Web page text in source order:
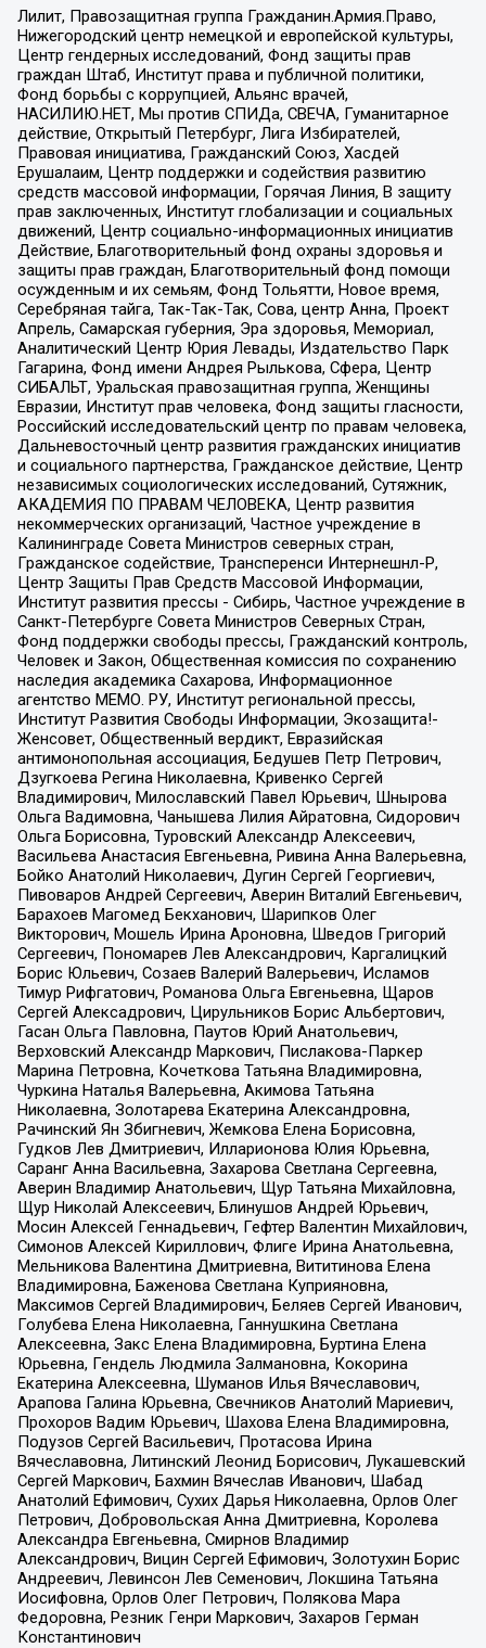
Лилит, Правозащитная группа Гражданин.Армия.Право,
Нижегородский центр немецкой и европейской культуры,
Центр гендерных исследований, Фонд защиты прав
граждан Штаб, Институт права и публичной политики,
Фонд борьбы с коррупцией, Альянс врачей,
НАСИЛИЮ.НЕТ, Мы против СПИДа, СВЕЧА, Гуманитарное
действие, Открытый Петербург, Лига Избирателей,
Правовая инициатива, Гражданский Союз, Хасдей
Ерушалаим, Центр поддержки и содействия развитию
средств массовой информации, Горячая Линия, В защиту
прав заключенных, Институт глобализации и социальных
движений, Центр социально-информационных инициатив
Действие, Благотворительный фонд охраны здоровья и
защиты прав граждан, Благотворительный фонд помощи
осужденным и их семьям, Фонд Тольятти, Новое время,
Серебряная тайга, Так-Так-Так, Сова, центр Анна, Проект
Апрель, Самарская губерния, Эра здоровья, Мемориал,
Аналитический Центр Юрия Левады, Издательство Парк
Гагарина, Фонд имени Андрея Рылькова, Сфера, Центр
СИБАЛЬТ, Уральская правозащитная группа, Женщины
Евразии, Институт прав человека, Фонд защиты гласности,
Российский исследовательский центр по правам человека,
Дальневосточный центр развития гражданских инициатив
и социального партнерства, Гражданское действие, Центр
независимых социологических исследований, Сутяжник,
АКАДЕМИЯ ПО ПРАВАМ ЧЕЛОВЕКА, Центр развития
некоммерческих организаций, Частное учреждение в
Калининграде Совета Министров северных стран,
Гражданское содействие, Трансперенси Интернешнл-Р,
Центр Защиты Прав Средств Массовой Информации,
Институт развития прессы - Сибирь, Частное учреждение в
Санкт-Петербурге Совета Министров Северных Стран,
Фонд поддержки свободы прессы, Гражданский контроль,
Человек и Закон, Общественная комиссия по сохранению
наследия академика Сахарова, Информационное
агентство МЕМО. РУ, Институт региональной прессы,
Институт Развития Свободы Информации, Экозащита!-
Женсовет, Общественный вердикт, Евразийская
антимонопольная ассоциация, Бедушев Петр Петрович,
Дзугкоева Регина Николаевна, Кривенко Сергей
Владимирович, Милославский Павел Юрьевич, Шнырова
Ольга Вадимовна, Чанышева Лилия Айратовна, Сидорович
Ольга Борисовна, Туровский Александр Алексеевич,
Васильева Анастасия Евгеньевна, Ривина Анна Валерьевна,
Бойко Анатолий Николаевич, Дугин Сергей Георгиевич,
Пивоваров Андрей Сергеевич, Аверин Виталий Евгеньевич,
Барахоев Магомед Бекханович, Шарипков Олег
Викторович, Мошель Ирина Ароновна, Шведов Григорий
Сергеевич, Пономарев Лев Александрович, Каргалицкий
Борис Юльевич, Созаев Валерий Валерьевич, Исламов
Тимур Рифгатович, Романова Ольга Евгеньевна, Щаров
Сергей Алексадрович, Цирульников Борис Альбертович,
Гасан Ольга Павловна, Паутов Юрий Анатольевич,
Верховский Александр Маркович, Пислакова-Паркер
Марина Петровна, Кочеткова Татьяна Владимировна,
Чуркина Наталья Валерьевна, Акимова Татьяна
Николаевна, Золотарева Екатерина Александровна,
Рачинский Ян Збигневич, Жемкова Елена Борисовна,
Гудков Лев Дмитриевич, Илларионова Юлия Юрьевна,
Саранг Анна Васильевна, Захарова Светлана Сергеевна,
Аверин Владимир Анатольевич, Щур Татьяна Михайловна,
Щур Николай Алексеевич, Блинушов Андрей Юрьевич,
Мосин Алексей Геннадьевич, Гефтер Валентин Михайлович,
Симонов Алексей Кириллович, Флиге Ирина Анатольевна,
Мельникова Валентина Дмитриевна, Вититинова Елена
Владимировна, Баженова Светлана Куприяновна,
Максимов Сергей Владимирович, Беляев Сергей Иванович,
Голубева Елена Николаевна, Ганнушкина Светлана
Алексеевна, Закс Елена Владимировна, Буртина Елена
Юрьевна, Гендель Людмила Залмановна, Кокорина
Екатерина Алексеевна, Шуманов Илья Вячеславович,
Арапова Галина Юрьевна, Свечников Анатолий Мариевич,
Прохоров Вадим Юрьевич, Шахова Елена Владимировна,
Подузов Сергей Васильевич, Протасова Ирина
Вячеславовна, Литинский Леонид Борисович, Лукашевский
Сергей Маркович, Бахмин Вячеслав Иванович, Шабад
Анатолий Ефимович, Сухих Дарья Николаевна, Орлов Олег
Петрович, Добровольская Анна Дмитриевна, Королева
Александра Евгеньевна, Смирнов Владимир
Александрович, Вицин Сергей Ефимович, Золотухин Борис
Андреевич, Левинсон Лев Семенович, Локшина Татьяна
Иосифовна, Орлов Олег Петрович, Полякова Мара
Федоровна, Резник Генри Маркович, Захаров Герман
Константинович